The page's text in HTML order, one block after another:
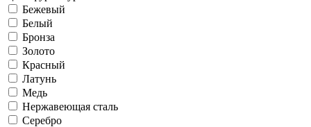
Бежевый
Белый
Бронза
Золото
Красный
Латунь
Медь
Нержавеющая сталь
Серебро